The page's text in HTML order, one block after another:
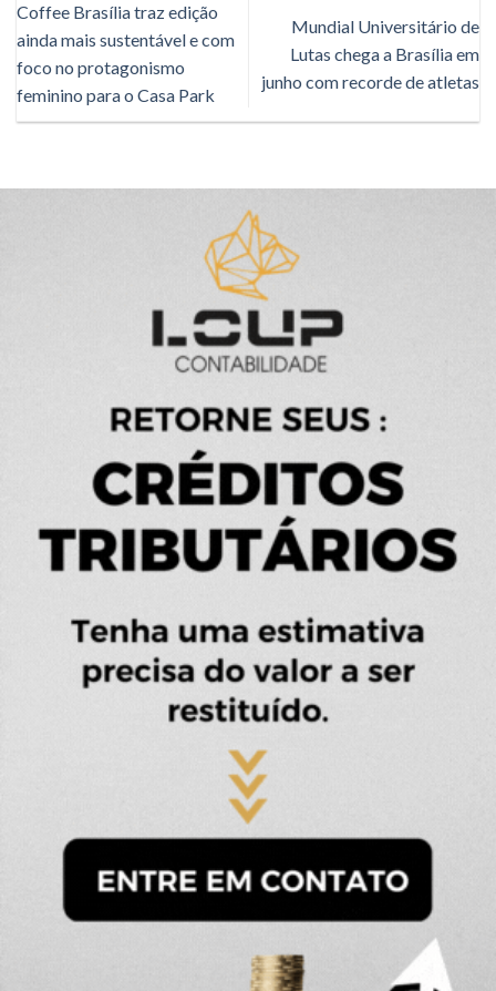
Coffee Brasília traz edição
ainda mais sustentável e com
foco no protagonismo
feminino para o Casa Park
Mundial Universitário de
Lutas chega a Brasília em
junho com recorde de atletas